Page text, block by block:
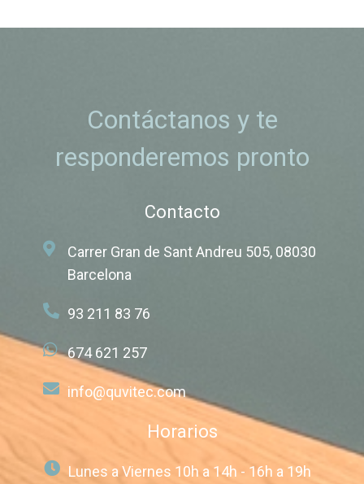
Contáctanos y te
responderemos pronto
Contacto
Carrer Gran de Sant Andreu 505, 08030
Barcelona
93 211 83 76
674 621 257
info@quvitec.com
Horarios
Lunes a Viernes 10h a 14h - 16h a 19h